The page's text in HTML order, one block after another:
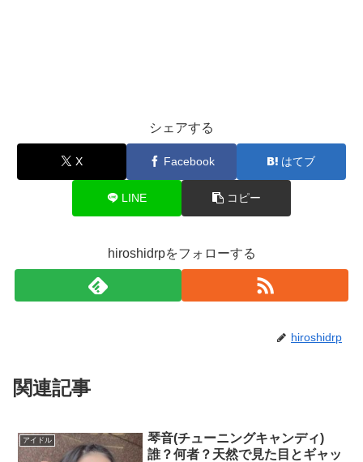
シェアする
X Facebook はてブ
LINE コピー
hiroshidrpをフォローする
hiroshidrp
関連記事
アイドル
琴音(チューニングキャンディ)
誰？何者？天然で見た目とギャッ